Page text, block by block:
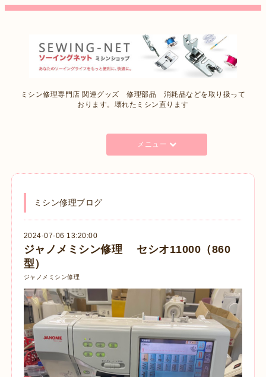
ミシン修理専門店 関連グッズ 修理部品 消耗品などを取り扱って
おります。壊れたミシン直ります
メニュー
ミシン修理ブログ
2024-07-06 13:20:00
ジャノメミシン修理 セシオ11000（860
型）
ジャノメミシン修理